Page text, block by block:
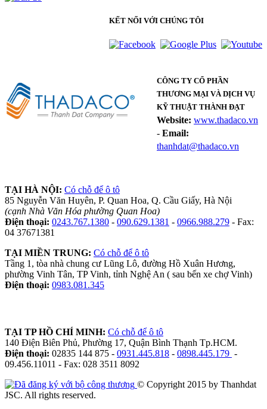
KẾT NỐI VỚI CHÚNG TÔI
CÔNG TY CỔ PHẦN
THƯƠNG MẠI VÀ DỊCH VỤ
KỸ THUẬT THÀNH ĐẠT
Website: www.thadaco.vn
- Email:
thanhdat@thadaco.vn
TẠI HÀ NỘI: Có chỗ để ô tô
85 Nguyễn Văn Huyên, P. Quan Hoa, Q. Cầu Giấy, Hà Nội
(cạnh Nhà Văn Hóa phường Quan Hoa)
Điện thoại: 0243.767.1380 - 090.629.1381 - 0966.988.279 - Fax:
04 37671381
TẠI MIỀN TRUNG: Có chỗ để ô tô
Tầng 1, tòa nhà chung cư Lũng Lô, đường Hồ Xuân Hương,
phường Vinh Tân, TP Vinh, tỉnh Nghệ An ( sau bến xe chợ Vinh)
Điện thoại: 0983.081.345
TẠI TP HỒ CHÍ MINH: Có chỗ để ô tô
140 Điện Biên Phủ, Phường 17, Quận Bình Thạnh Tp.HCM.
Điện thoại: 02835 144 875 - 0931.445.818 - 0898.445.179 -
09.456.11011 - Fax: 028 3511 8092
© Copyright 2015 by Thanhdat
JSC. All rights reserved.